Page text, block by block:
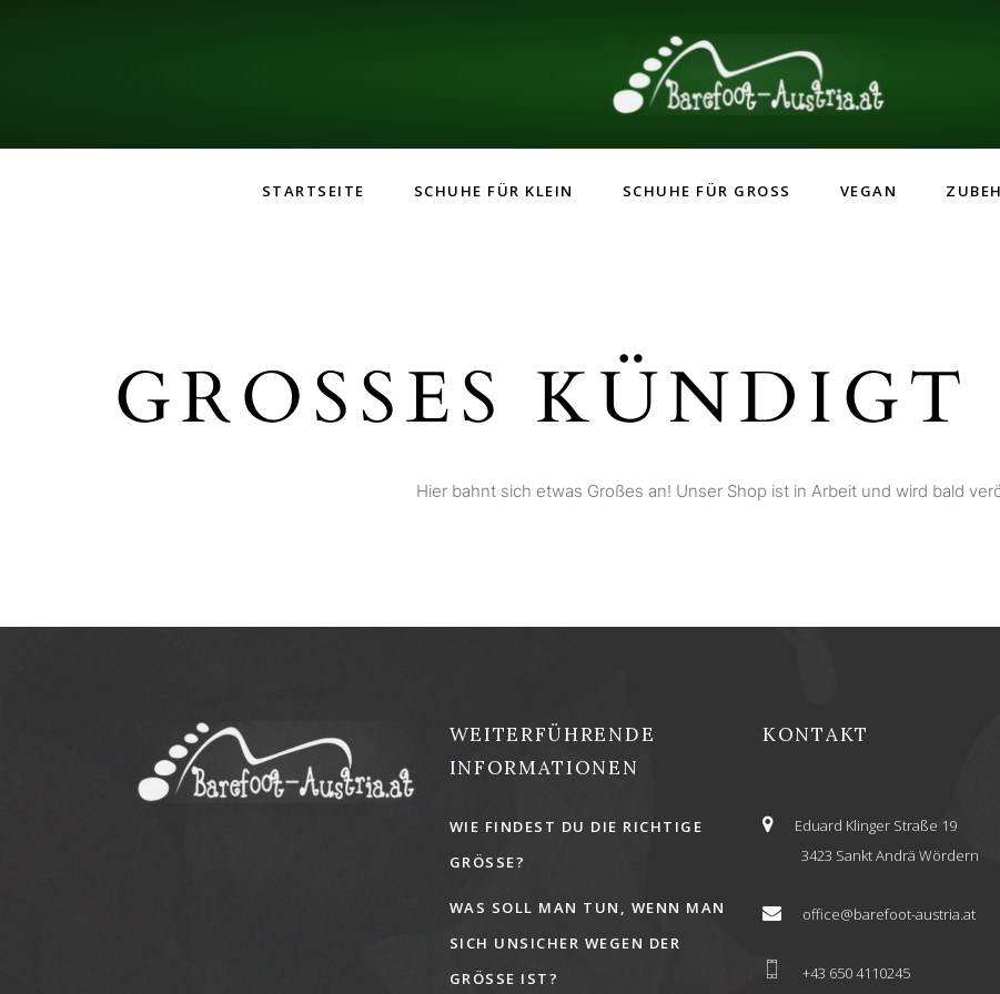
STARTSEITE SCHUHE FÜR KLEIN SCHUHE FÜR GROSS VEGAN
GROSSES KÜNDIGT
Hier bahnt sich etwas Großes an! Unser Shop ist in Arbeit und wird bald
WEITERFÜHRENDE
INFORMATIONEN
WIE FINDEST DU DIE RICHTIGE
GRÖSSE?
WAS SOLL MAN TUN, WENN MAN
SICH UNSICHER WEGEN DER
GRÖSSE IST?
KONTAKT
Eduard Klinger Straße 19
3423 Sankt Andrä Wördern
office@barefoot-austria.at
+43 650 4110245